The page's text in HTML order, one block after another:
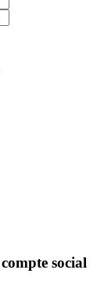
social